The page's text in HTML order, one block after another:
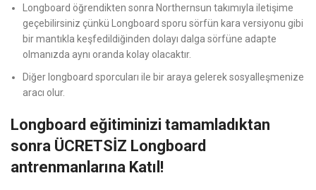
Longboard öğrendikten sonra Northernsun takımıyla iletişime
geçebilirsiniz çünkü Longboard sporu sörfün kara versiyonu gibi
bir mantıkla keşfedildiğinden dolayı dalga sörfüne adapte
olmanızda aynı oranda kolay olacaktır.
Diğer longboard sporcuları ile bir araya gelerek sosyalleşmenize
aracı olur.
Longboard eğitiminizi tamamladıktan
sonra ÜCRETSİZ Longboard
antrenmanlarına Katıl!